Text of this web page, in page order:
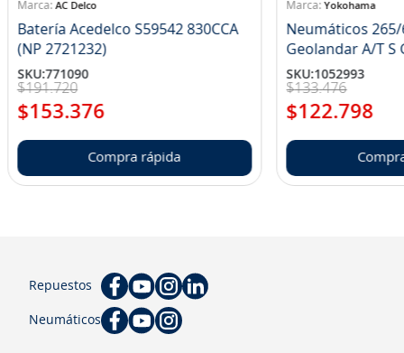
AC Delco
Batería Acedelco S59542 830CCA
(NP 2721232)
SKU:771090
$191.720
$153.376
Compra rápida
Yokohama
Neumáticos 265/
SKU:1052993
$133.476
$122.798
Repuestos
Neumáticos